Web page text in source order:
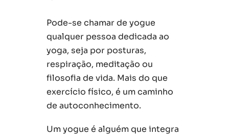
Pode-se chamar de yogue
qualquer pessoa dedicada ao
yoga, seja por posturas,
respiração, meditação ou
filosofia de vida. Mais do que
exercício físico, é um caminho
de autoconhecimento.
Um yogue é alguém que integra